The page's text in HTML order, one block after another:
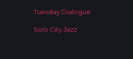
Tuesday Dialogue
Solo City Jazz